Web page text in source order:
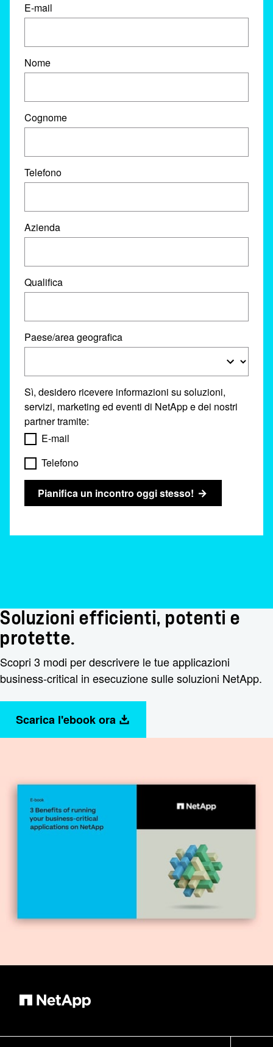
E-mail
Nome
Cognome
Telefono
Azienda
Qualifica
Paese/area geografica
Sì, desidero ricevere informazioni su soluzioni,
servizi, marketing ed eventi di NetApp e dei nostri
partner tramite:
E-mail
Telefono
Pianifica un incontro oggi stesso!
Soluzioni efficienti, potenti e
protette.​
Scopri 3 modi per descrivere le tue applicazioni
business-critical in esecuzione sulle soluzioni NetApp.​
Scarica l'ebook ora